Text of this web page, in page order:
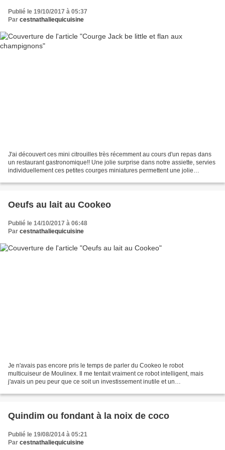
Publié le 19/10/2017 à 05:37
Par cestnathaliequicuisine
J'ai découvert ces mini citrouilles très récemment au cours d'un repas dans
un restaurant gastronomique!! Une jolie surprise dans notre assiette, servies
individuellement ces petites courges miniatures permettent une jolie
Oeufs au lait au Cookeo
Publié le 14/10/2017 à 06:48
Par cestnathaliequicuisine
Je n'avais pas encore pris le temps de parler du Cookeo le robot
multicuiseur de Moulinex. Il me tentait vraiment ce robot intelligent, mais
j'avais un peu peur que ce soit un investissement inutile et un
Quindim ou fondant à la noix de coco
Publié le 19/08/2014 à 05:21
Par cestnathaliequicuisine